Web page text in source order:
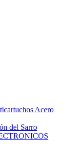
Acero
del Sarro